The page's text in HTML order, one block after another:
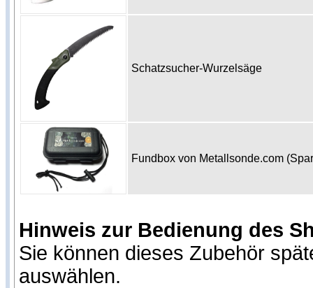
Schatzsucher-Wurzelsäge
Fundbox von Metallsonde.com
Hinweis zur Bedienung des
Sie können dieses Zubehör
auswählen.